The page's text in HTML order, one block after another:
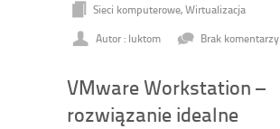
Sieci komputerowe,Wirtualizacja
Autor : luktom
Brak komentarzy
VMware Workstation –
rozwiązanie idealne